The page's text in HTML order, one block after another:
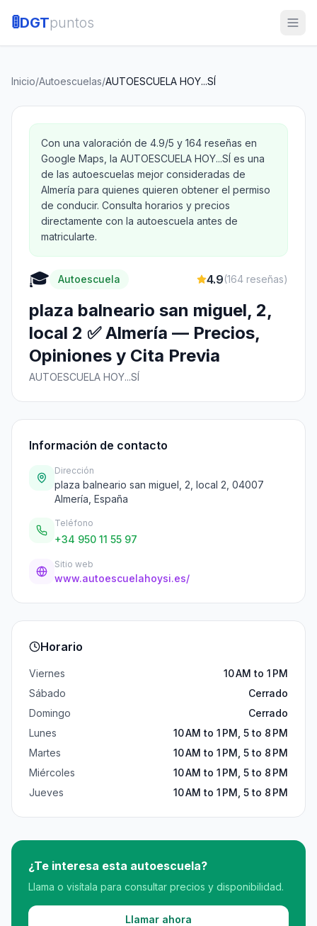
🚦DGTpuntos
Inicio/Autoescuelas/AUTOESCUELA HOY...SÍ
Con una valoración de 4.9/5 y 164 reseñas en
Google Maps, la AUTOESCUELA HOY...SÍ es una
de las autoescuelas mejor consideradas de
Almería para quienes quieren obtener el permiso
de conducir. Consulta horarios y precios
directamente con la autoescuela antes de
matricularte.
🎓 Autoescuela 4.9(164 reseñas)
plaza balneario san miguel, 2,
local 2 ✅ Almería — Precios,
Opiniones y Cita Previa
AUTOESCUELA HOY...SÍ
Información de contacto
Dirección
plaza balneario san miguel, 2, local 2, 04007
Almería, España
Teléfono
+34 950 11 55 97
Sitio web
www.autoescuelahoysi.es/
Horario
Viernes
10 AM to 1 PM
Sábado
Cerrado
Domingo
Cerrado
Lunes
10 AM to 1 PM, 5 to 8 PM
Martes
10 AM to 1 PM, 5 to 8 PM
Miércoles
10 AM to 1 PM, 5 to 8 PM
Jueves
10 AM to 1 PM, 5 to 8 PM
¿Te interesa esta autoescuela?
Llama o visítala para consultar precios y disponibilidad.
Llamar ahora